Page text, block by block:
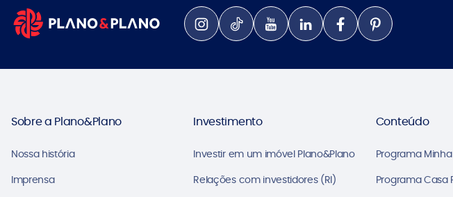
Sobre a Plano&Plano
Nossa história
Imprensa
Investimento
Investir em um imóvel Plano&Plano
Relações com investidores (RI)
Conteúdo
Programa
Programa Casa